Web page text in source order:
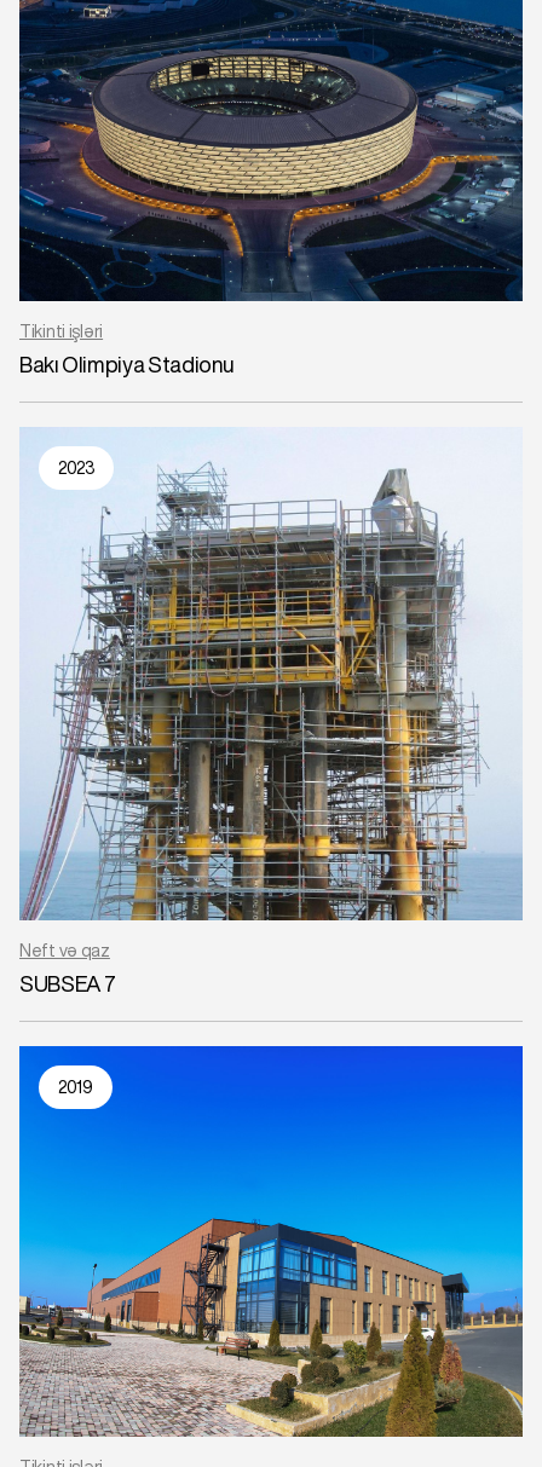
Tikinti işləri
Bakı Olimpiya Stadionu
2023
Neft və qaz
SUBSEA 7
2019